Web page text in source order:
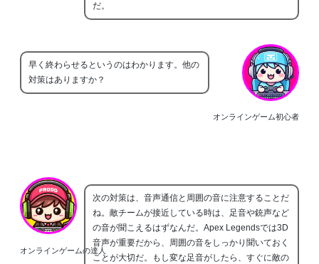
だ。
オンラインゲーム初心者
早く終わらせるというのはわかります。他の
対策はありますか？
オンラインゲームの達人
次の対策は、音声通信と周囲の音に注意することだ
ね。敵チームが接近している時は、足音や銃声など
の音が聞こえるはずなんだ。Apex Legendsでは3D
音声が重要だから、周囲の音をしっかり聞いておく
ことが大切だ。もし変な足音がしたら、すぐに敵の